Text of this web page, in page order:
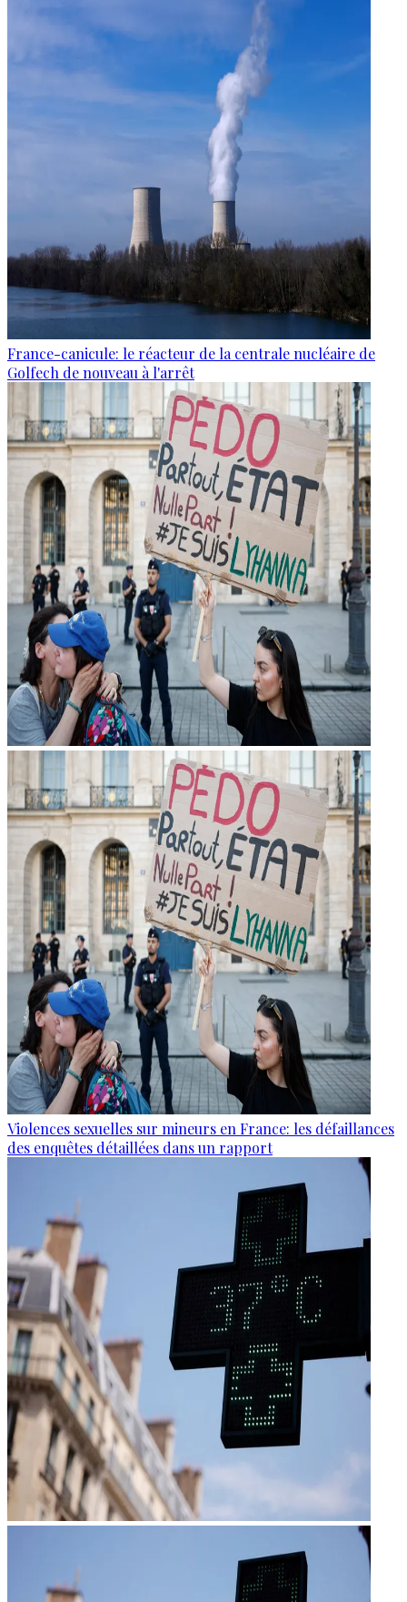
France-canicule: le réacteur de la centrale nucléaire de
Golfech de nouveau à l'arrêt
Violences sexuelles sur mineurs en France: les défaillances
des enquêtes détaillées dans un rapport